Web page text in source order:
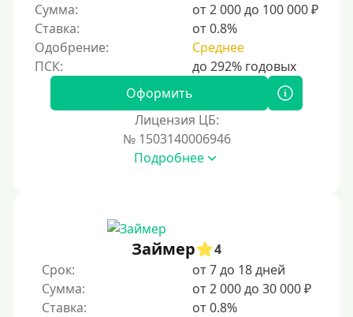
По загранпаспорту
По военному билету
По водительскому удостоверению
Без СНИЛСа
Без подтверждения дохода
Без справок и поручителей
Без посредников
Сумма:
от 2 000 до 100 000 ₽
Ставка:
от 0.8%
Одобрение:
Среднее
Оформить
Лицензия ЦБ:
№ 1503140006946
Подробнее
Займер
4
Срок:
от 7 до 18 дней
Сумма:
от 2 000 до 30 000 ₽
Ставка:
от 0.8%